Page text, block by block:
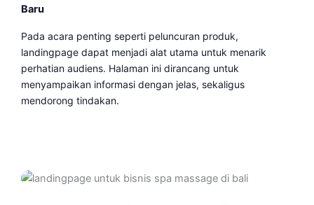
Baru
Pada acara penting seperti peluncuran produk,
landingpage dapat menjadi alat utama untuk menarik
perhatian audiens. Halaman ini dirancang untuk
menyampaikan informasi dengan jelas, sekaligus
mendorong tindakan.